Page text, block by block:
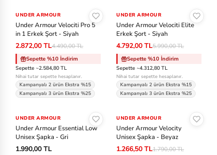
-%36
UNDER ARMOUR
Under Armour Velociti Pro 5
in 1 Erkek Şort - Siyah
2.872,00 TL4.490,00 TL
Sepette %10 İndirim
Sepette ~2.584,80 TL
Nihai tutar sepette hesaplanır.
Kampanyalı 2 ürün Ekstra %15
Kampanyalı 3 ürün Ekstra %25
-%20
UNDER ARMOUR
Under Armour Velociti Elite
Erkek Şort - Siyah
4.792,00 TL5.990,00 TL
Sepette %10 İndirim
Sepette ~4.312,80 TL
Nihai tutar sepette hesaplanır.
Kampanyalı 2 ürün Ekstra %15
Kampanyalı 3 ürün Ekstra %25
UNDER ARMOUR
Under Armour Essential Low
Unisex Şapka - Gri
1.990,00 TL
-%29
UNDER ARMOUR
Under Armour Velocity
Unisex Şapka - Beyaz
1.266,50 TL1.790,00 TL